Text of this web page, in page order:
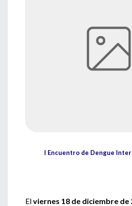
I Encuentro de Dengue
Elviernes 18 de diciembre de